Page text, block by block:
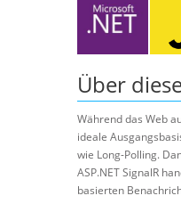
Über
Während das Web
ideale
wie Long-Polling.
ASP.NET SignalR
basierten